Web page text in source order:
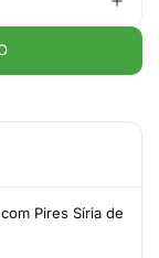
Pires Síria de